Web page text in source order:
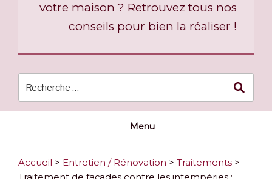
votre maison ? Retrouvez tous nos
conseils pour bien la réaliser !
Menu
Accueil > Entretien / Rénovation > Traitements >